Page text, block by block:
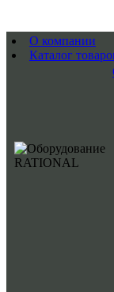
О компании
Каталог